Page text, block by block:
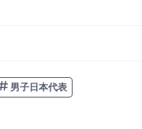
男子日本代表